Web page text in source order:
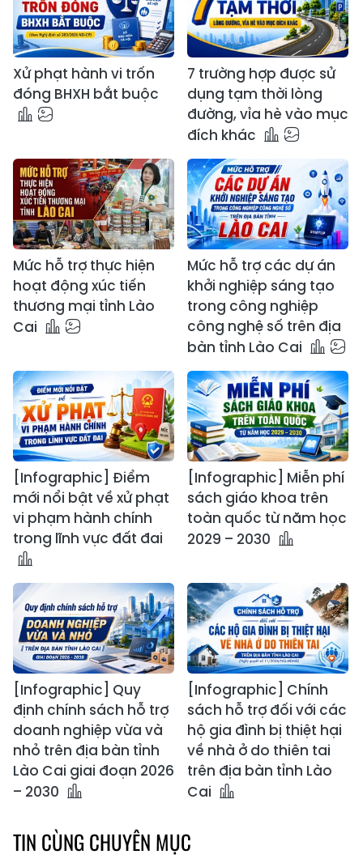
Xử phạt hành vi trốn
đóng BHXH bắt buộc
7 trường hợp được sử
dụng tạm thời lòng
đường, vỉa hè vào mục
đích khác
Mức hỗ trợ thực hiện
hoạt động xúc tiến
thương mại tỉnh Lào
Cai
Mức hỗ trợ các dự án
khởi nghiệp sáng tạo
trong công nghiệp
công nghệ số trên địa
bàn tỉnh Lào Cai
[Infographic] Điểm
mới nổi bật về xử phạt
vi phạm hành chính
trong lĩnh vực đất đai
[Infographic] Miễn phí
sách giáo khoa trên
toàn quốc từ năm học
2029 – 2030
[Infographic] Quy
định chính sách hỗ trợ
doanh nghiệp vừa và
nhỏ trên địa bàn tỉnh
Lào Cai giai đoạn 2026
– 2030
[Infographic] Chính
sách hỗ trợ đối với các
hộ gia đình bị thiệt hại
về nhà ở do thiên tai
trên địa bàn tỉnh Lào
Cai
TIN CÙNG CHUYÊN MỤC